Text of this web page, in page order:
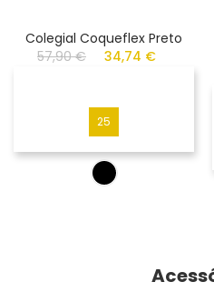
Colegial Coqueflex Preto
57,90 €
34,74 €
25